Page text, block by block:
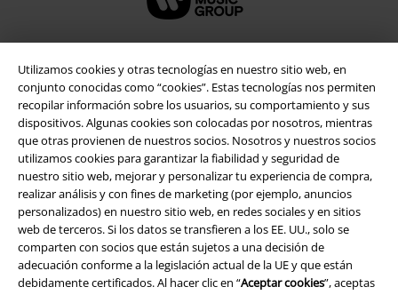
Utilizamos cookies y otras tecnologías en nuestro sitio web, en
conjunto conocidas como “cookies”. Estas tecnologías nos permiten
recopilar información sobre los usuarios, su comportamiento y sus
dispositivos. Algunas cookies son colocadas por nosotros, mientras
que otras provienen de nuestros socios. Nosotros y nuestros socios
utilizamos cookies para garantizar la fiabilidad y seguridad de
nuestro sitio web, mejorar y personalizar tu experiencia de compra,
realizar análisis y con fines de marketing (por ejemplo, anuncios
personalizados) en nuestro sitio web, en redes sociales y en sitios
web de terceros. Si los datos se transfieren a los EE. UU., solo se
comparten con socios que están sujetos a una decisión de
adecuación conforme a la legislación actual de la UE y que están
debidamente certificados. Al hacer clic en “Aceptar cookies”, aceptas
Seguridad